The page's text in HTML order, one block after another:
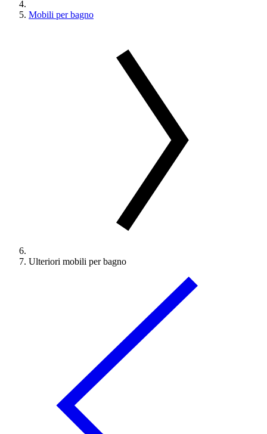
Mobili per bagno
Ulteriori mobili per bagno